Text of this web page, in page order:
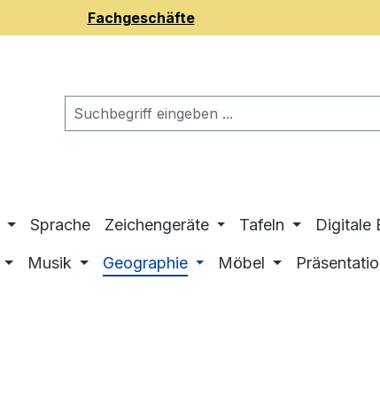
Fachgeschäfte
Sprache Zeichengeräte Tafeln Digitale
Musik Geographie Möbel